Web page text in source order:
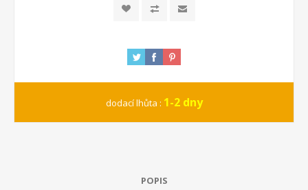
dodací lhůta : 1-2 dny
POPIS